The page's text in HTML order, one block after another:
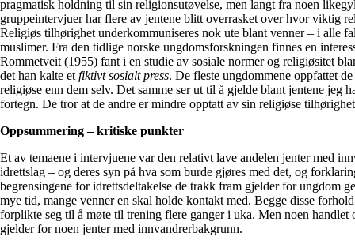
pragmatisk holdning til sin religionsutøvelse, men langt fra noen
gruppeintervjuer har flere av jentene blitt overrasket over hvor viktig
Religiøs tilhørighet underkommuniseres nok ute blant venner – i alle
muslimer. Fra den tidlige norske ungdomsforskningen finnes en
Rommetveit (1955) fant i en studie av sosiale normer og religiøsitet
det han kalte et fiktivt sosialt press. De fleste ungdommene oppfattet
religiøse enn dem selv. Det samme ser ut til å gjelde blant jentene jeg
fortegn. De tror at de andre er mindre opptatt av sin religiøse
Oppsummering – kritiske punkter
Et av temaene i intervjuene var den relativt lave andelen jenter med
idrettslag – og deres syn på hva som burde gjøres med det, og
begrensingene for idrettsdeltakelse de trakk fram gjelder for ungdom
mye tid, mange venner en skal holde kontakt med. Begge disse
forplikte seg til å møte til trening flere ganger i uka. Men noen
gjelder for noen jenter med innvandrerbakgrunn.